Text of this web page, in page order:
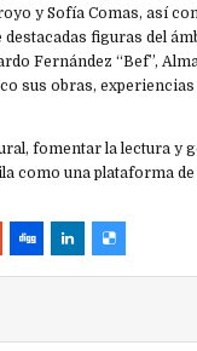
y Sofía Comas, así
destacadas figuras del
Fernández “Bef”,
sus obras,
fomentar la lectura y
como una plataforma